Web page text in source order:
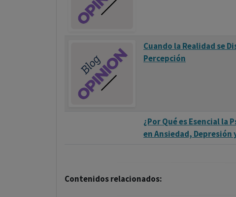
Cuando la Realidad se
Percepción
¿Por Qué es Esencial
en Ansiedad,
Contenidos relacionados: